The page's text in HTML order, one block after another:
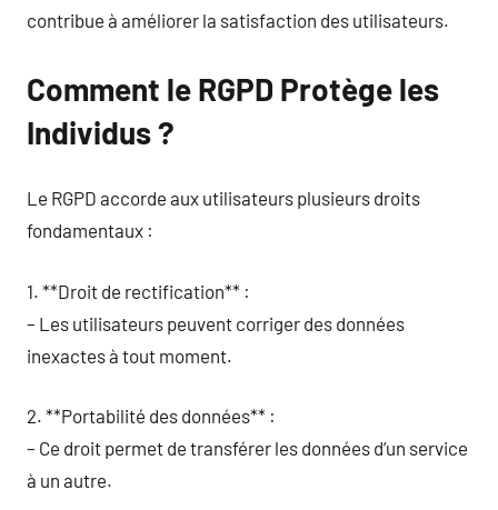
contribue à améliorer la satisfaction des utilisateurs.
Comment le RGPD Protège les
Individus ?
Le RGPD accorde aux utilisateurs plusieurs droits
fondamentaux :
1. **Droit de rectification** :
– Les utilisateurs peuvent corriger des données
inexactes à tout moment.
2. **Portabilité des données** :
– Ce droit permet de transférer les données d’un service
à un autre.